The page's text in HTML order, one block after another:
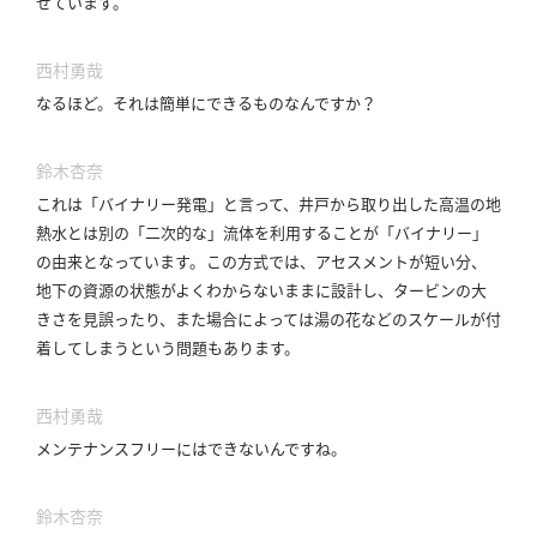
西村勇哉
なるほど。 それは簡単にできるものなんですか？
鈴木杏奈
これは「バイナリー発電」と言って、井戸から取り出した高温の地
熱水とは別の「二次的な」流体を利用することが「バイナリー」
の由来となっています。 この方式では、アセスメントが短い分、
地下の資源の状態がよくわからないままに設計し、タービンの大
きさを見誤ったり、また場合によっては湯の花などのスケールが付
着してしまうという問題もあります。
西村勇哉
メンテナンスフリーにはできないんですね。
鈴木杏奈